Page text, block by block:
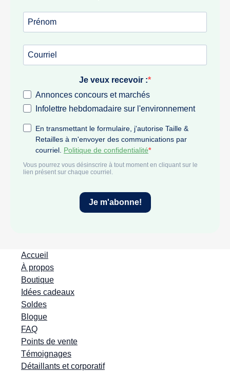
Accueil
À propos
Boutique
Idées cadeaux
Soldes
Blogue
FAQ
Points de vente
Témoignages
Détaillants et corporatif